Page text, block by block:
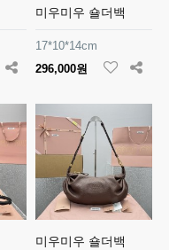
미우미우 숄더백
17*10*14cm
296,000원
미우미우 숄더백